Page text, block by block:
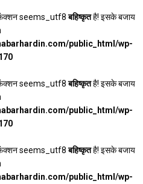
seems_utf8बहिष्कृतहै! इसके बजाय
public_html/wp-
seems_utf8बहिष्कृतहै! इसके बजाय
public_html/wp-
seems_utf8बहिष्कृतहै! इसके बजाय
public_html/wp-